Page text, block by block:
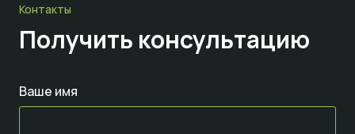
Контакты
Получить консультацию
Ваше имя